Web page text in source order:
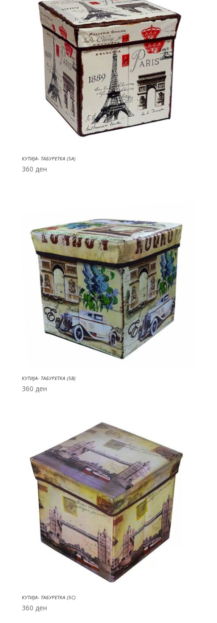
КУТИЈА- ТАБУРЕТКА (5A)
360 ден
КУТИЈА- ТАБУРЕТКА (5B)
360 ден
КУТИЈА- ТАБУРЕТКА (5C)
360 ден